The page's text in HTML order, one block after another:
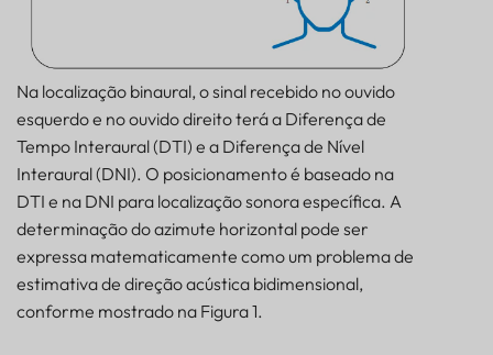
Na localização binaural, o sinal recebido no ouvido
esquerdo e no ouvido direito terá a Diferença de
Tempo Interaural (DTI) e a Diferença de Nível
Interaural (DNI). O posicionamento é baseado na
DTI e na DNI para localização sonora específica. A
determinação do azimute horizontal pode ser
expressa matematicamente como um problema de
estimativa de direção acústica bidimensional,
conforme mostrado na Figura 1.